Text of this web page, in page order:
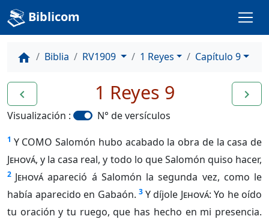
Biblicom
home Biblia RV1909 1 Reyes Capítulo 9
navigate_before navigate_next
1 Reyes 9
Visualización : N° de versículos
1 Y COMO Salomón hubo acabado la obra de la casa de
Jehová, y la casa real, y todo lo que Salomón quiso hacer,
2 Jehováapareció á Salomón la segunda vez, como le
había aparecido en Gabaón. 3 Y díjole Jehová: Yo he oído
tu oración y tu ruego, que has hecho en mi presencia.